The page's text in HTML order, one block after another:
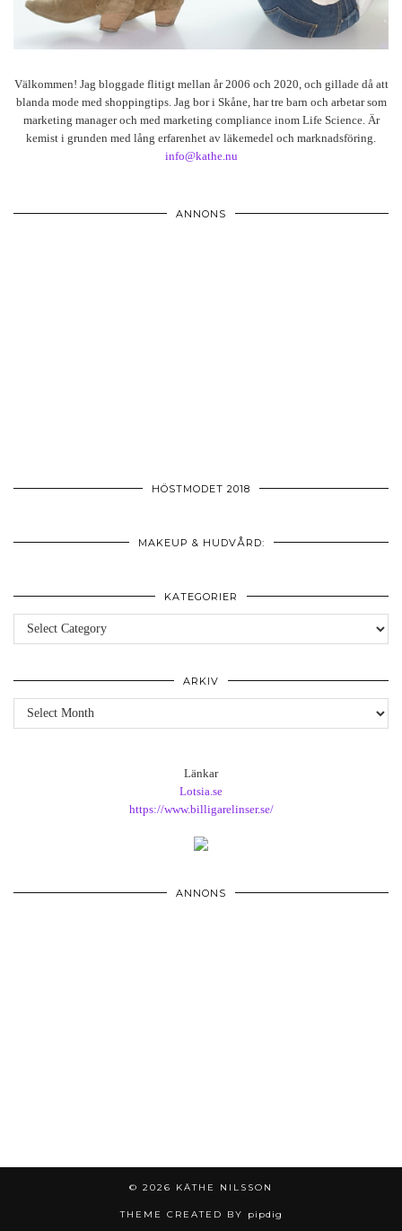
Välkommen! Jag bloggade flitigt mellan år 2006 och 2020, och gillade då att
blanda mode med shoppingtips. Jag bor i Skåne, har tre barn och arbetar som
marketing manager och med marketing compliance inom Life Science. Är
kemist i grunden med lång erfarenhet av läkemedel och marknadsföring.
info@kathe.nu
ANNONS
HÖSTMODET 2018
MAKEUP & HUDVÅRD:
KATEGORIER
Kategorier
ARKIV
Arkiv
Länkar
Lotsia.se
https://www.billigarelinser.se/
ANNONS
© 2026 KÄTHE NILSSON
THEME CREATED BY pipdig